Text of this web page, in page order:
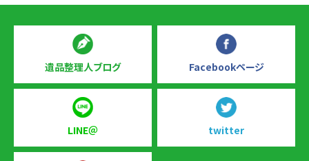
遺品整理人ブログ Facebookページ
LINE＠ twitter